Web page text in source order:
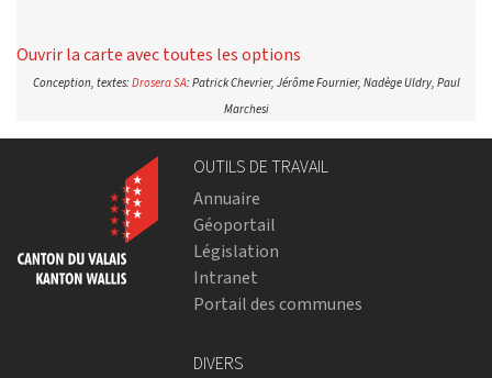
Ouvrir la carte avec toutes les options
Conception, textes:Drosera SA: Patrick Chevrier, Jérôme Fournier, Nadège Uldry, Paul
Marchesi
OUTILS DE TRAVAIL
Annuaire
Géoportail
Législation
Intranet
Portail des communes
DIVERS